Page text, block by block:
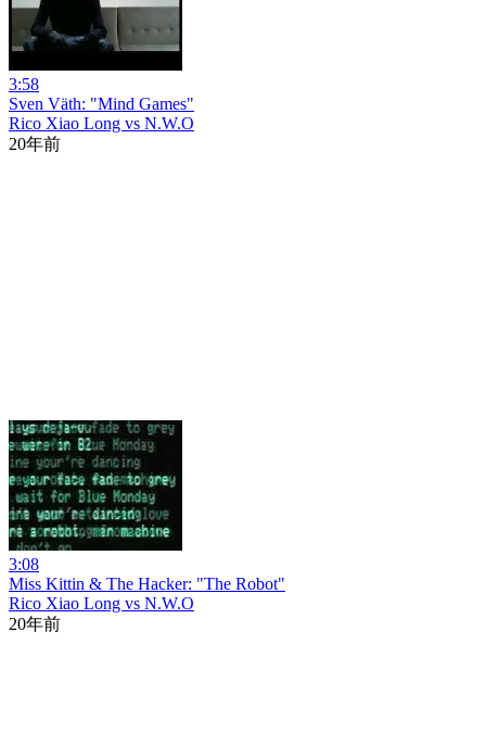
3:58
Sven Väth: "Mind Games"
Rico Xiao Long vs N.W.O
20年前
3:08
Miss Kittin & The Hacker: "The Robot"
Rico Xiao Long vs N.W.O
20年前